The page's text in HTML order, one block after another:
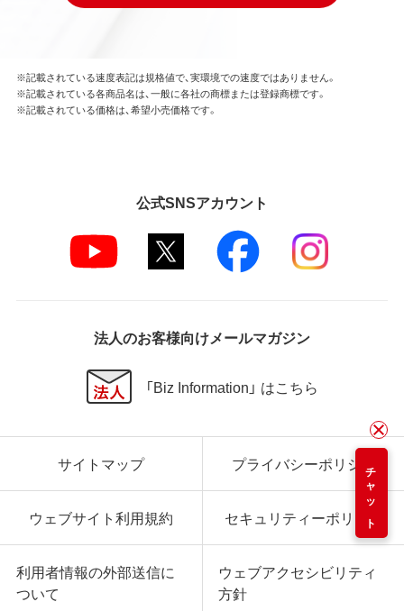
チャット
※記載されている速度表記は規格値で、実環境での速度ではありません。
※記載されている各商品名は、一般に各社の商標または登録商標です。
※記載されている価格は、希望小売価格です。
公式SNSアカウント
法人のお客様向けメールマガジン
「Biz Information」 はこちら
サイトマップ プライバシーポリシー
ウェブサイト利用規約 セキュリティーポリシー
利用者情報の外部送信に
ついて
ウェブアクセシビリティ
方針